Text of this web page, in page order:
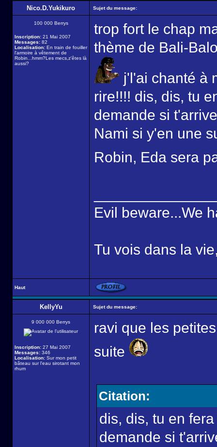
Nico.D.Yukikuro Sujet du message:
100 000 Berrys
Inscription: 21 Mai 2007
Messages: 82
Localisation: En train de fouiller
l'armoire à vêtement de
Robin...hmm?Les mecs,z'êtes là
aussi?
trop fort le chap
thème de Bali-
j'l'ai chanté à
rire!!!! dis, dis, tu
demande si
Nami si y'en une
Robin, Eda sera
Evil beware...We
Tu vois dans la
Haut
KellyYu Sujet du message:
9 000 000 Berrys
Inscription: 27 Mai 2007
Messages: 346
Localisation: Sur mon petit
bâteau sur l'eau sirotant mon
rhum
ravi que les
suite
Citation:
dis, dis, tu en
demande si